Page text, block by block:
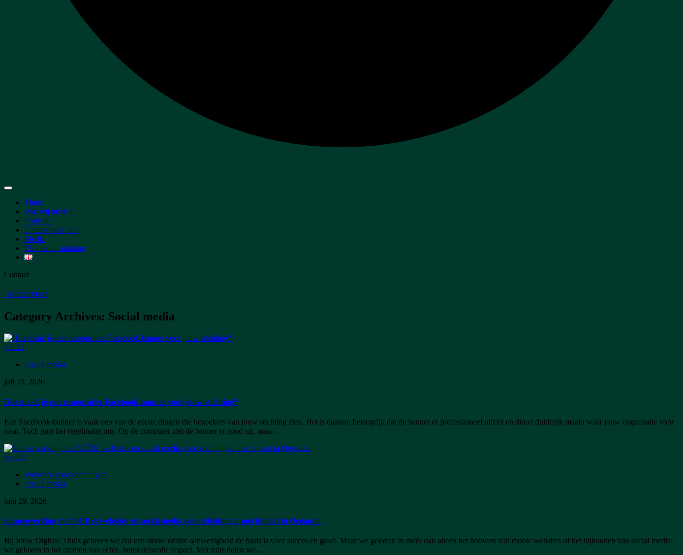
Thuis
Wat wij bieden
Portfolio
Ontdek over ons
Media
Plan kennismaking
Contact
+316 23679345
Category Archives: Social media
juli 24
Social media
juli 24, 2026
Hoe maak je een responsieve Facebook-banner voor jouw stichting?
Een Facebook-banner is vaak een van de eerste dingen die bezoekers van jouw stichting zien. Het is daarom belangrijk dat de banner er professioneel uitziet en direct duidelijk maakt waar jouw organisatie voor
staat. Toch gaat het regelmatig mis. Op de computer ziet de banner er goed uit, maar...
juni 29
Websites voor stichtingen
Social media
juni 29, 2026
Samenwerking met NCBS: websites en social media voor stichtingen met impact in Oeganda
Bij Jouw Digitale Thuis geloven we dat een sterke online aanwezigheid de basis is voor succes en groei. Maar we geloven in méér dan alleen het bouwen van mooie websites of het bijhouden van social media;
we geloven in het creëren van echte, betekenisvolle impact. Met trots delen we...